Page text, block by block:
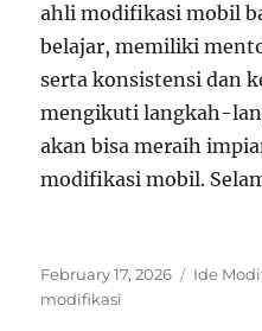
ahli modifikasi mobil
belajar, memiliki
serta konsistensi dan
mengikuti langkah-
akan bisa meraih
modifikasi mobil.
Posted
on
February 17, 2026 Ide
modifikasi